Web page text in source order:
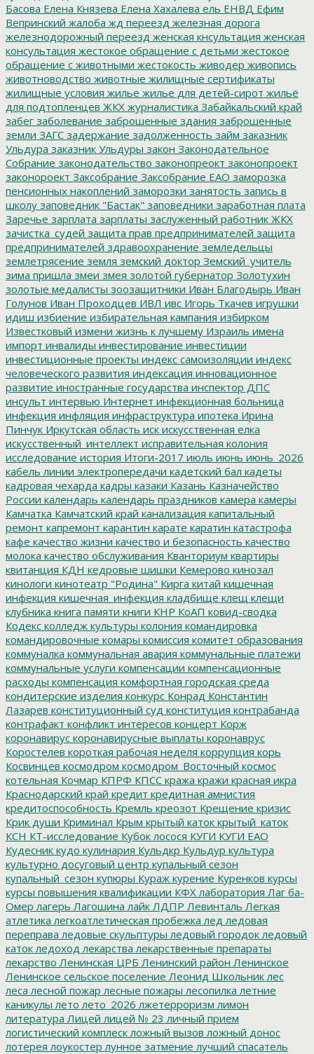
Басова Елена Князева Елена Хахалева ель ЕНВД Ефим
Вепринский жалоба жд переезд железная дорога
железнодорожный переезд женская кнсультация женская
консультация жестокое обращение с детьми жестокое
обращение с животными жестокость живодер живопись
животноводство животные жилищные сертификаты
жилищные условия жилье жилье для детей-сирот жильё
для подтопленцев ЖКХ журналистика Забайкальский край
забег заболевание заброшенные здания заброшенные
земли ЗАГС задержание задолженность займ заказник
Ульдура заказник Ульдуры закон Законодательное
Собрание законодательство законопреокт законопроект
законороект Заксобрание Заксобрание ЕАО заморозка
пенсионных накоплений заморозки занятость запись в
школу заповедник "Бастак" заповедники заработная плата
Заречье зарплата зарплаты заслуженный работник ЖКХ
зачистка_судей защита прав предпринимателей защита
предпринимателей здравоохранение земледельцы
землетрясение земля земский доктор Земский_учитель
зима пришла змеи змея золотой губернатор Золотухин
золотые медалисты зоозащитники Иван Благодырь Иван
Голунов Иван Проходцев ИВЛ ивс Игорь Ткачев игрушки
идиш избиение избирательная кампания избирком
Известковый измени жизнь к лучшему Израиль имена
импорт инвалиды инвестирование инвестиции
инвестиционные проекты индекс самоизоляции индекс
человеческого развития индексация инновационное
развитие иностранные государства инспектор ДПС
инсульт интервью Интернет инфекционная больница
инфекция инфляция инфраструктура ипотека Ирина
Пинчук Иркутская область иск искусственная елка
искусственный_интеллект исправительная колония
исследование история Итоги-2017 июль июнь июнь_2026
кабель линии электропередачи кадетский бал кадеты
кадровая чехарда кадры казаки Казань Казначейство
России календарь календарь праздников камера камеры
Камчатка Камчатский край канализация капитальный
ремонт капремонт карантин карате каратин катастрофа
кафе качество жизни качество и безопасность качество
молока качество обслуживания Кванториум квартиры
квитанция КДН кедровые шишки Кемерово кинозал
кинологи кинотеатр "Родина" Кирга китай кишечная
инфекция кишечная_инфекция кладбище клещ клещи
клубника книга памяти книги КНР КоАП ковид-сводка
Кодекс колледж культуры колония командировка
командировочные комары комиссия комитет образования
коммуналка коммунальная авария коммунальные платежи
коммунальные услуги компенсации компенсационные
расходы компенсация комфортная городская среда
кондитерские изделия конкурс Конрад Константин
Лазарев конституционный суд конституция контрабанда
контрафакт конфликт интересов концерт Корж
коронавирус коронавирусные выплаты коронаврус
Коростелев короткая рабочая неделя коррупция корь
Косвинцев космодром космодром_Восточный космос
котельная Кочмар КПРФ КПСС кража кражи красная икра
Краснодарский край кредит кредитная амнистия
кредитоспособность Кремль креозот Крещение кризис
Крик души Криминал Крым крытый каток крытый_каток
КСН КТ-исследование Кубок лосося КУГИ КУГИ ЕАО
Кудесник кудо кулинария Кульдкр Кульдур культура
культурно досуговый центр купальный сезон
купальный_сезон купюры Кураж курение Куренков курсы
курсы повышения квалификации КФХлаборатория Лаг ба-
Омер лагерь Лагошина лайк ЛДПР Левинталь Легкая
атлетика легкоатлетическая пробежка лед ледовая
переправа ледовые скульптуры ледовый городокледовый
катокледоход лекарства лекарственные препараты
лекарство Ленинская ЦРБ Ленинский район Ленинское
Ленинское сельское поселение Леонид Школьниклес
леса лесной пожар лесные пожары лесопилка летние
каникулы лето лето_2026 лжетерроризм лимон
литература Лицей лицей № 23 личный прием
логистический комплескложный вызов ложный донос
лотерея лоукостер лунное затмение лучший спасатель